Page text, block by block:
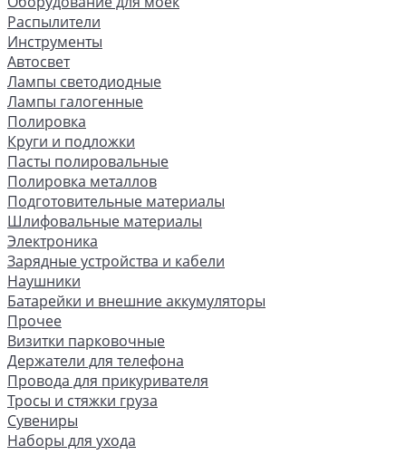
Распылители
Инструменты
Автосвет
Лампы светодиодные
Лампы галогенные
Полировка
Круги и подложки
Пасты полировальные
Полировка металлов
Подготовительные материалы
Шлифовальные материалы
Электроника
Зарядные устройства и кабели
Наушники
Батарейки и внешние аккумуляторы
Прочее
Визитки парковочные
Держатели для телефона
Провода для прикуривателя
Тросы и стяжки груза
Сувениры
Наборы для ухода